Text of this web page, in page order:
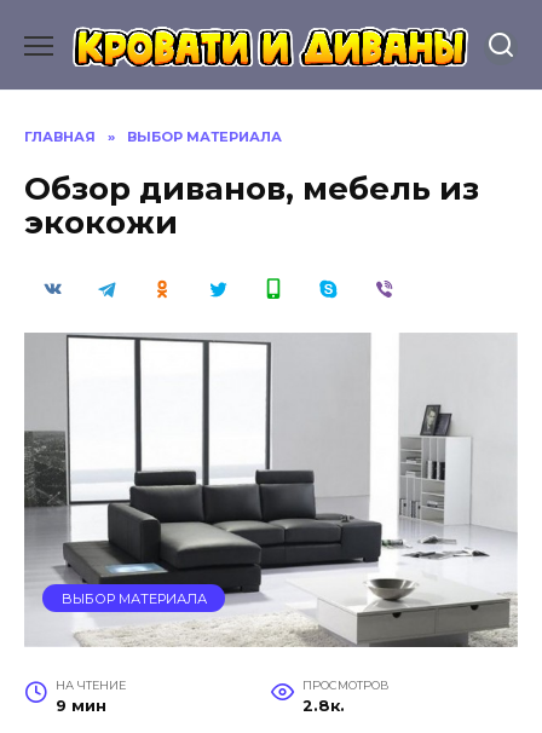
содержанию
ГЛАВНАЯ » ВЫБОР МАТЕРИАЛА
Обзор диванов, мебель из
экокожи
ВЫБОР МАТЕРИАЛА
НА ЧТЕНИЕ
9 мин
ПРОСМОТРОВ
2.8к.